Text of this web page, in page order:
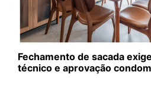
Fechamento de sacada
técnico e aprovação